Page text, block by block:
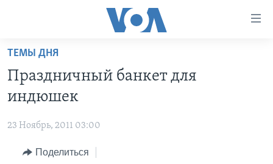
Перейти
основной
контент
навигации
ПРОГРАММЫ
НОВОСТИ ЗА МИНУТУ
ИТОГИ
УЧИМ АНГЛИЙСКИЙ
НАША АМЕРИКАНСКАЯ ИСТОРИЯ
ЭКСПЕРТИЗА
ИНТЕРВЬЮ
ТЕМЫ ДНЯ
Праздничный банкет для
индюшек
23 Ноябрь, 2011 03:00
Поделиться